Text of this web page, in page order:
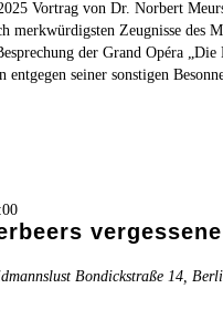
Vortrag von Dr. Norbert
merkwürdigsten Zeugnisse des
der Grand Opéra „Die
entgegen seiner sonstigen
Bondickstraße 14,